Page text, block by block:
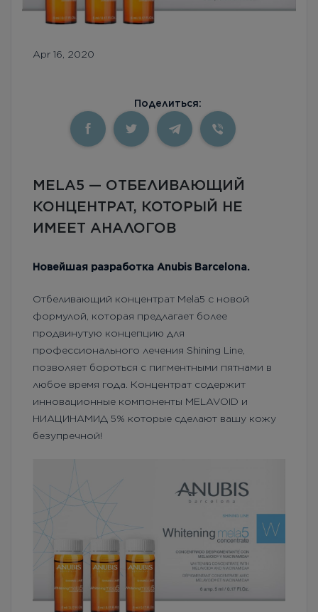
Apr 16, 2020
Поделиться:
MELA5 — ОTБЕЛИВАЮЩИЙ
КОНЦЕНТРАТ, КОТОРЫЙ НЕ
ИМЕЕТ АНАЛОГОВ
Новейшая разработка Anubis Barcelona.
Отбеливающий концентрат Melа5 с новой
формулой, которая предлагает более
продвинутую концепцию для
профессионального лечения Shining Line,
позволяет бороться с пигментными пятнами в
любое время года. Концентрат содержит
инновационные компоненты MELAVOID и
НИАЦИНАМИД 5% которые сделают вашу кожу
безупречной!